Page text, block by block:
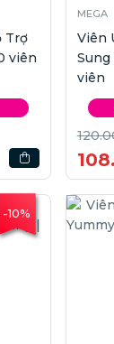
Trợ
viên
MEGA
Viên
Sung
viên
-10%